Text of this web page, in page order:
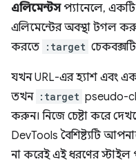
এলিমেন্টসপ্যানেলে, একটি
এলিমেন্টের অবস্থা টগল
করতে :target
যখন URL-এর হ্যাশ এবং
তখন :target pseudo-
করুন। নিজে চেষ্টা করে
DevTools বৈশিষ্ট্যটি
না করেই এই ধরণের স্টাইল